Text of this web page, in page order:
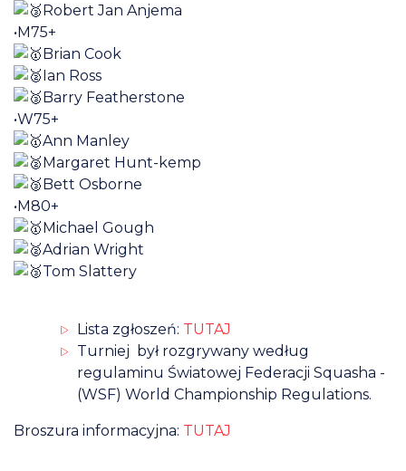
Robert Jan Anjema
•M75+
Brian Cook
Ian Ross
Barry Featherstone
•W75+
Ann Manley
Margaret Hunt-kemp
Bett Osborne
•M80+
Michael Gough
Adrian Wright
Tom Slattery
Lista zgłoszeń: TUTAJ
Turniej był rozgrywany według
regulaminu Światowej Federacji Squasha -
(WSF) World Championship Regulations.
Broszura informacyjna: TUTAJ